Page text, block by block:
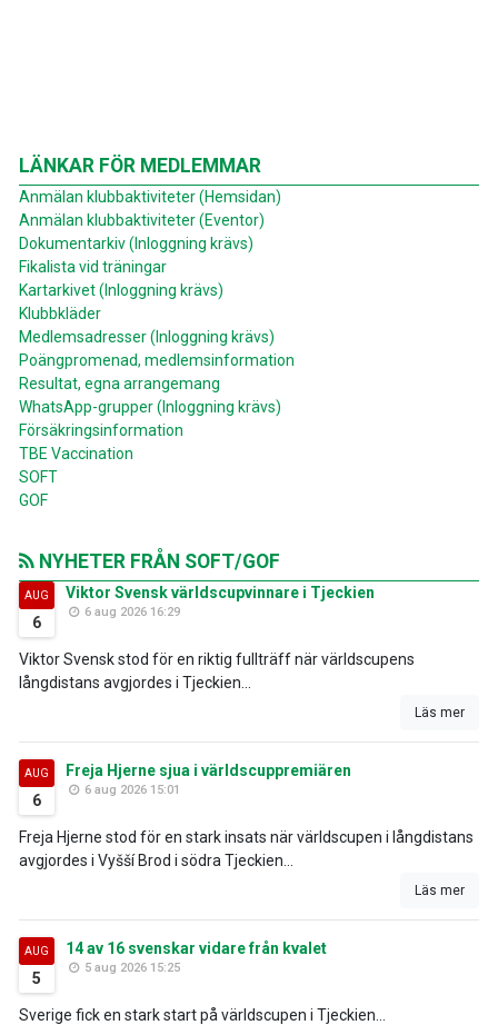
LÄNKAR FÖR MEDLEMMAR
Anmälan klubbaktiviteter (Hemsidan)
Anmälan klubbaktiviteter (Eventor)
Dokumentarkiv (Inloggning krävs)
Fikalista vid träningar
Kartarkivet (Inloggning krävs)
Klubbkläder
Medlemsadresser (Inloggning krävs)
Poängpromenad, medlemsinformation
Resultat, egna arrangemang
WhatsApp-grupper (Inloggning krävs)
Försäkringsinformation
TBE Vaccination
SOFT
GOF
NYHETER FRÅN SOFT/GOF
AUG
6
Viktor Svensk världscupvinnare i Tjeckien
6 aug 2026 16:29
Viktor Svensk stod för en riktig fullträff när världscupens
långdistans avgjordes i Tjeckien...
Läs mer
AUG
6
Freja Hjerne sjua i världscuppremiären
6 aug 2026 15:01
Freja Hjerne stod för en stark insats när världscupen i långdistans
avgjordes i Vyšší Brod i södra Tjeckien...
Läs mer
AUG
5
14 av 16 svenskar vidare från kvalet
5 aug 2026 15:25
Sverige fick en stark start på världscupen i Tjeckien...